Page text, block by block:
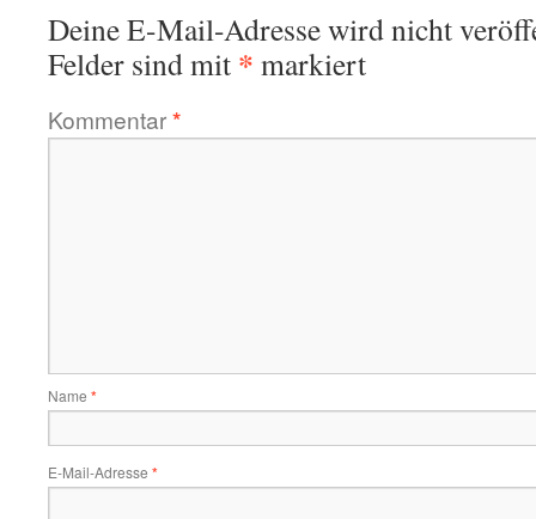
Deine E-Mail-Adresse wird nicht
Felder sind mit * markiert
Kommentar*
Name *
E-Mail-Adresse *